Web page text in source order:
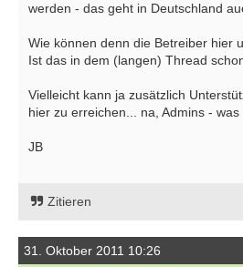
werden - das geht in Deutschland
Wie können denn die Betreiber hier
Ist das in dem (langen) Thread
Vielleicht kann ja zusätzlich
hier zu erreichen... na, Admins -
JB
Zitieren
31. Oktober 2011 10:26